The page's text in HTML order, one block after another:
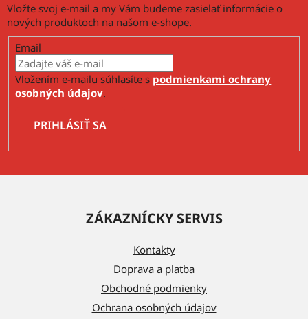
Vložte svoj e-mail a my Vám budeme zasielať informácie o
nových produktoch na našom e-shope.
Email
Vložením e-mailu súhlasíte s podmienkami ochrany
osobných údajov.
PRIHLÁSIŤ SA
ZÁKAZNÍCKY SERVIS
Kontakty
Doprava a platba
Obchodné podmienky
Ochrana osobných údajov